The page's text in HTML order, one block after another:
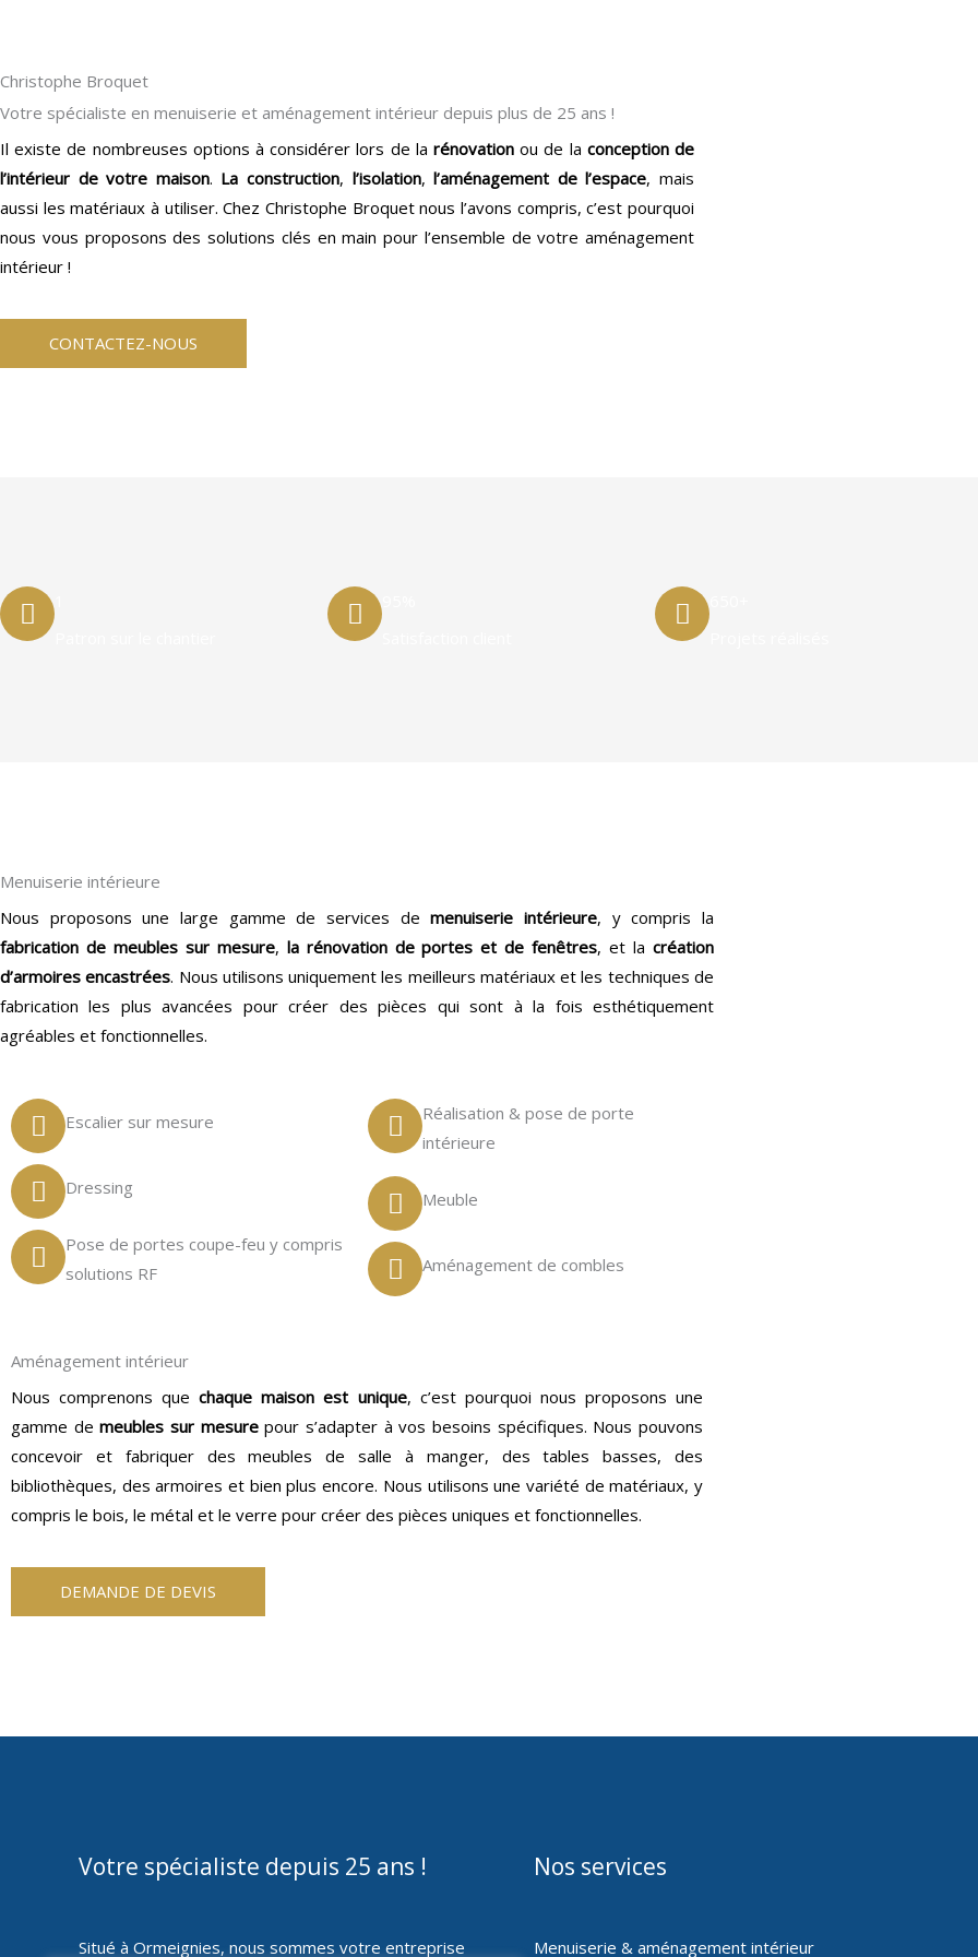
Christophe Broquet
Votre spécialiste en menuiserie et aménagement intérieur depuis plus de 25 ans !
Il existe de nombreuses options à considérer lors de la rénovation ou de la conception de
l’intérieur de votre maison. La construction, l’isolation,l’aménagement de l’espace, mais
aussi les matériaux à utiliser. Chez Christophe Broquet nous l’avons compris, c’est pourquoi
nous vous proposons des solutions clés en main pour l’ensemble de votre aménagement
intérieur !
CONTACTEZ-NOUS
Menuiserie intérieure
Nous proposons une large gamme de services demenuiserie intérieure, y compris la
fabrication de meubles sur mesure, la rénovation de portes et de fenêtres, et lacréation
d’armoires encastrées. Nous utilisons uniquement les meilleurs matériaux et les techniques de
fabrication les plus avancées pour créer des pièces qui sont à la fois esthétiquement
agréables et fonctionnelles.
Escalier sur mesure
Dressing
Pose de portes coupe-feu y compris
solutions RF
Réalisation & pose de porte
intérieure
Meuble
Aménagement de combles
Aménagement intérieur
Nous comprenons quechaque maison est unique, c’est pourquoi nous proposons une
gamme demeubles sur mesurepour s’adapter à vos besoins spécifiques. Nous pouvons
concevoir et fabriquer des meubles de salle à manger, des tables basses, des
bibliothèques, des armoires et bien plus encore. Nous utilisons une variété de matériaux, y
compris le bois, le métal et le verre pour créer des pièces uniques et fonctionnelles.
DEMANDE DE DEVIS
Votre spécialiste depuis 25 ans !
Situé à Ormeignies, nous sommes votre entreprise
Nos services
Menuiserie & aménagement intérieur